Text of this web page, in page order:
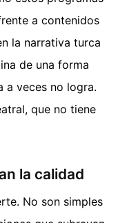
a contenidos
la narrativa turca
de una forma
a veces no logra.
que no tiene
la calidad
No son simples